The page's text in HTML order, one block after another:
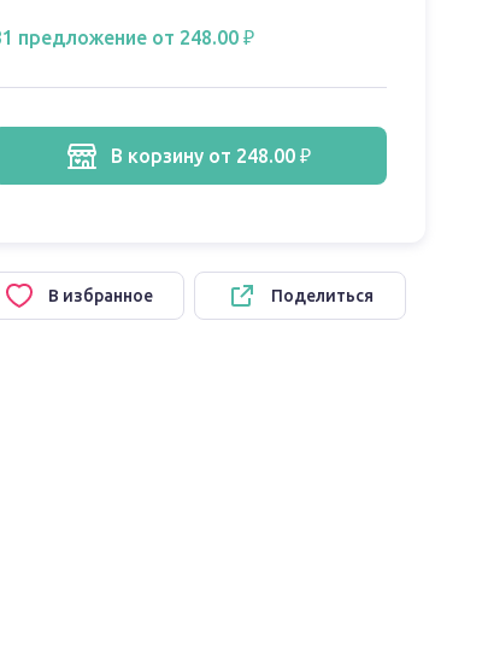
предложение от 248.00 ₽
в корзину от 248.00 ₽
В избранное Поделиться